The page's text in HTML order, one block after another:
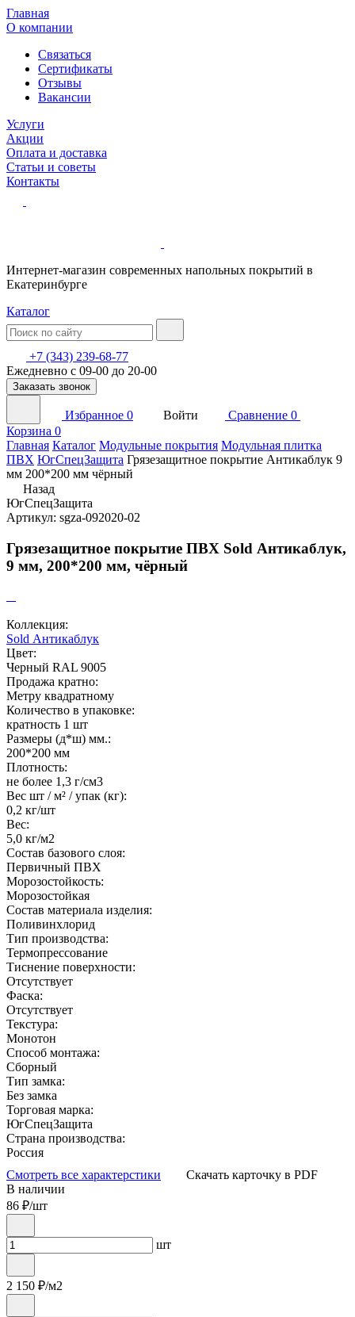
Главная
О компании
Связаться
Сертификаты
Отзывы
Вакансии
Услуги
Акции
Оплата и доставка
Статьи и советы
Контакты
Интернет-магазин современных напольных покрытий в
Екатеринбурге
Каталог
+7 (343) 239-68-77
Ежедневно с 09-00 до 20-00
Заказать звонок
Избранное 0 Войти Сравнение 0
Корзина 0
Главная Каталог Модульные покрытия Модульная плитка
ПВХ ЮгСпецЗащита Грязезащитное покрытие Антикаблук 9
мм 200*200 мм чёрный
Назад
ЮгСпецЗащита
Артикул: sgza-092020-02
Грязезащитное покрытие ПВХ Sold Антикаблук,
9 мм, 200*200 мм, чёрный
Коллекция:
Sold Антикаблук
Цвет:
Черный RAL 9005
Продажа кратно:
Метру квадратному
Количество в упаковке:
кратность 1 шт
Размеры (д*ш) мм.:
200*200 мм
Плотность:
не более 1,3 г/см3
Вес шт / м² / упак (кг):
0,2 кг/шт
Вес:
5,0 кг/м2
Состав базового слоя:
Первичный ПВХ
Морозостойкость:
Морозостойкая
Состав материала изделия:
Поливинхлорид
Тип производства:
Термопрессование
Тиснение поверхности:
Отсутствует
Фаска:
Отсутствует
Текстура:
Монотон
Способ монтажа:
Сборный
Тип замка:
Без замка
Торговая марка:
ЮгСпецЗащита
Страна производства:
Россия
Смотреть все характерстики
Скачать карточку в PDF
В наличии
86 ₽/шт
шт
2 150 ₽/м2